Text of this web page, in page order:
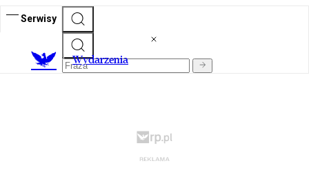
Serwisy
Wydarzenia